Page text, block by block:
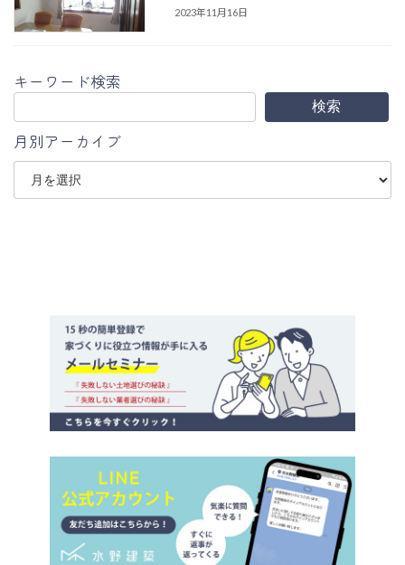
2023年11月16日
キーワード検索
検索
月別アーカイブ
ア
カ